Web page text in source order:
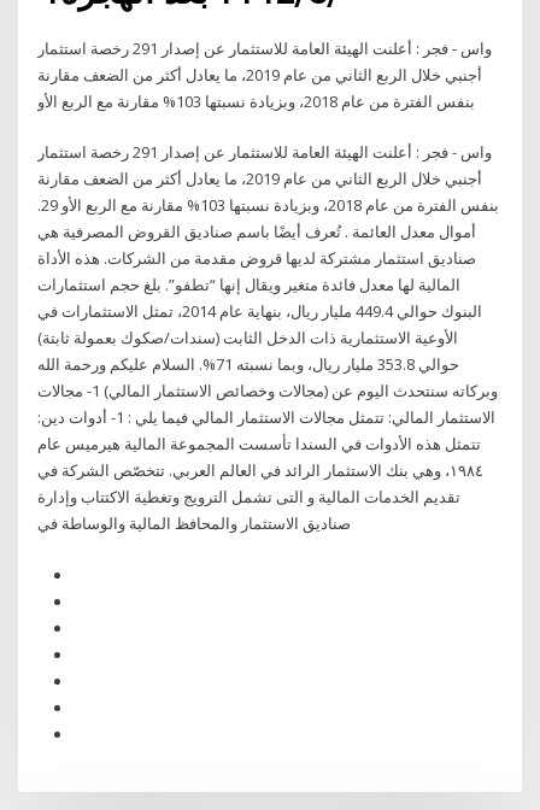
واس - فجر : أعلنت الهيئة العامة للاستثمار عن إصدار 291 رخصة استثمار
أجنبي خلال الربع الثاني من عام 2019، ما يعادل أكثر من الضعف مقارنة
بنفس الفترة من عام 2018، وبزيادة نسبتها 103% مقارنة مع الربع الأو
واس - فجر : أعلنت الهيئة العامة للاستثمار عن إصدار 291 رخصة استثمار
أجنبي خلال الربع الثاني من عام 2019، ما يعادل أكثر من الضعف مقارنة
بنفس الفترة من عام 2018، وبزيادة نسبتها 103% مقارنة مع الربع الأو 29.
أموال معدل العائمة . تُعرف أيضًا باسم صناديق القروض المصرفية هي
صناديق استثمار مشتركة لديها قروض مقدمة من الشركات. هذه الأداة
المالية لها معدل فائدة متغير ويقال إنها “تطفو”. بلغ حجم استثمارات
البنوك حوالي 449.4 مليار ريال، بنهاية عام 2014، تمثل الاستثمارات في
الأوعية الاستثمارية ذات الدخل الثابت (سندات/صكوك بعمولة ثابتة)
حوالي 353.8 مليار ريال، وبما نسبته 71%. السلام عليكم ورحمة الله
وبركاته سنتحدث اليوم عن (مجالات وخصائص الاستثمار المالي) 1- مجالات
الاستثمار المالي: تتمثل مجالات الاستثمار المالي فيما يلي : 1- أدوات دين:
تتمثل هذه الأدوات في السندا تأسست المجموعة المالية هيرميس عام
١٩٨٤، وهي بنك الاستثمار الرائد في العالم العربي. تتخصّص الشركة في
تقديم الخدمات المالية و التى تشمل الترويج وتغطية الاكتتاب وإدارة
صناديق الاستثمار والمحافظ المالية والوساطة في